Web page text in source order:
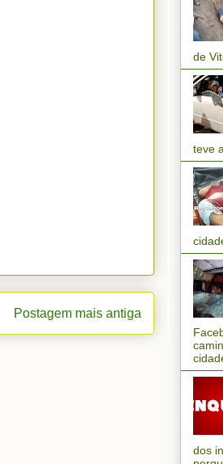
Postagem mais antiga
de
teve
dos